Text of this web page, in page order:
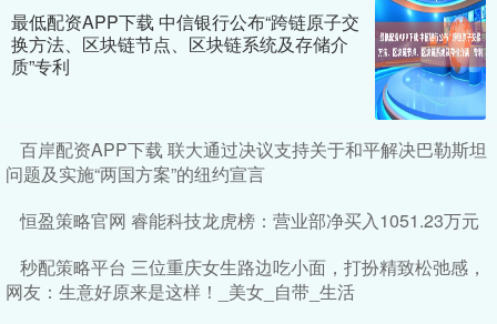
最低配资APP下载 中信银行公布“跨链原子交
换方法、区块链节点、区块链系统及存储介
质”专利
百岸配资APP下载 联大通过决议支持关于和平解决巴勒斯坦
问题及实施“两国方案”的纽约宣言
恒盈策略官网 睿能科技龙虎榜：营业部净买入1051.23万元
秒配策略平台 三位重庆女生路边吃小面，打扮精致松弛感，
网友：生意好原来是这样！_美女_自带_生活